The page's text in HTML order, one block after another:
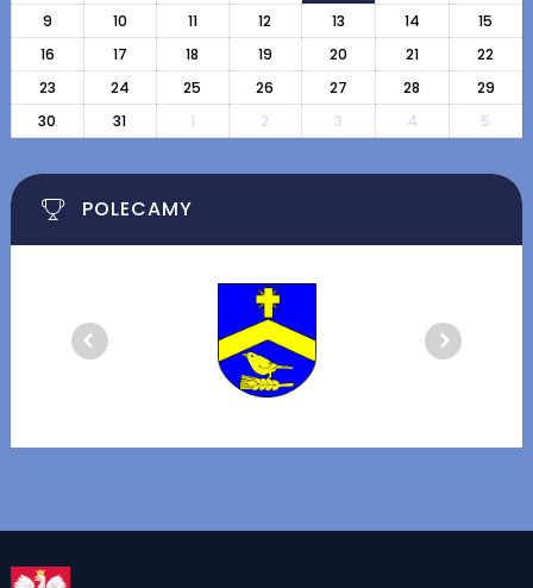
9
10 11 12 13 14
15
16
17 18 19 20 21
22
23
24 25 26 27 28
29
30
31 1 2 3 4 5
POLECAMY